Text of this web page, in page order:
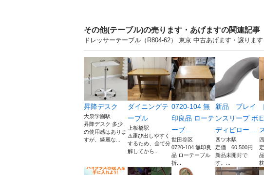
その他(テーブル)の売ります・あげますの関連記事
ドレッサーテーブル（R804-62） 東京 中古あげます・譲りま
昇降デスク
大泉学園駅
昇降デスク 多少
の使用感はありま
すが、綺麗な...
ダイニングテ
ーブル
上板橋駅
⚠️運び出しやすく
するため、全て分
解してから...
0720-104 無
印良品 ローテ
ーブ...
世田谷区
0720-104 無印良
品 ローテーブル
折...
新品 ブレイ
ンスリープ ボ
ディピロー ...
四ツ木駅
定価 60,500円
新品未開封で
す。...
枕